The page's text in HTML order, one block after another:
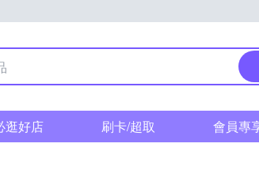
逛好店 刷卡/超取 會員專